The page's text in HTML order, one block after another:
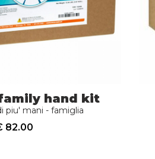
hand kit
piu' mani - famiglia
82.00